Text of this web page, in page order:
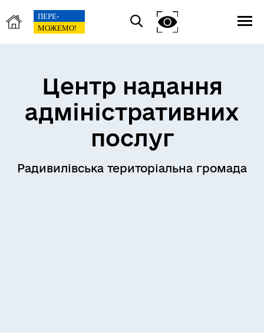
Центр надання
адміністративних
послуг
Радивилівська територіальна громада